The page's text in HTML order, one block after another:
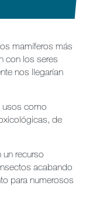
mamíferos más
con los seres
nos llegarían
usos como
de
recurso
acabando
para numerosos